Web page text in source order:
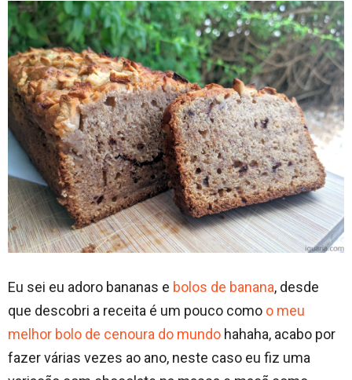
Eu sei eu adoro bananas e bolos de banana, desde
que descobri a receita é um pouco como o meu
melhor bolo de cenoura do mundo hahaha, acabo por
fazer várias vezes ao ano, neste caso eu fiz uma